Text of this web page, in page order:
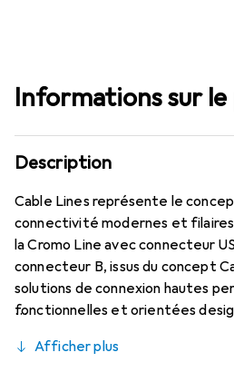
Informations sur
Description
Cable Lines représente le
connectivité modernes et filaires
la Cromo Line avec connecteur
connecteur B, issus du concept
solutions de connexion hautes
fonctionnelles et orientées
architecture de connecteur
Afficher plus